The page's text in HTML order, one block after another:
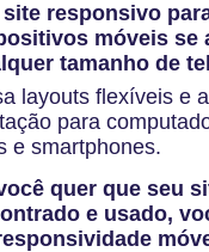
site responsivo
móveis se
tamanho de
layouts flexíveis e
para
e smartphones.
quer que seu
e usado,